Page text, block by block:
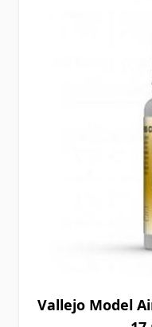
Vallejo Model